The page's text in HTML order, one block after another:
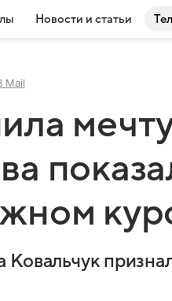
Новости и статьи
Mail